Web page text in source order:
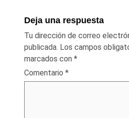
Deja una respuesta
Tu dirección de correo
publicada. Los campos
marcados con *
Comentario *